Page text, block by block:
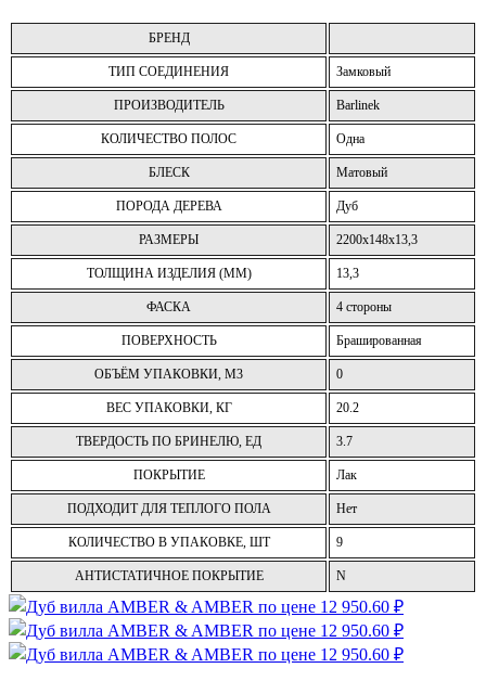
БРЕНД
ТИП СОЕДИНЕНИЯ Замковый
ПРОИЗВОДИТЕЛЬ Barlinek
КОЛИЧЕСТВО ПОЛОС Одна
БЛЕСК Матовый
ПОРОДА ДЕРЕВА Дуб
РАЗМЕРЫ 2200х148х13,3
ТОЛЩИНА ИЗДЕЛИЯ (ММ) 13,3
ФАСКА 4 стороны
ПОВЕРХНОСТЬ Брашированная
ОБЪЁМ УПАКОВКИ, М3 0
ВЕС УПАКОВКИ, КГ 20.2
ТВЕРДОСТЬ ПО БРИНЕЛЮ, ЕД 3.7
ПОКРЫТИЕ Лак
ПОДХОДИТ ДЛЯ ТЕПЛОГО ПОЛА Нет
КОЛИЧЕСТВО В УПАКОВКЕ, ШТ 9
АНТИСТАТИЧНОЕ ПОКРЫТИЕ N